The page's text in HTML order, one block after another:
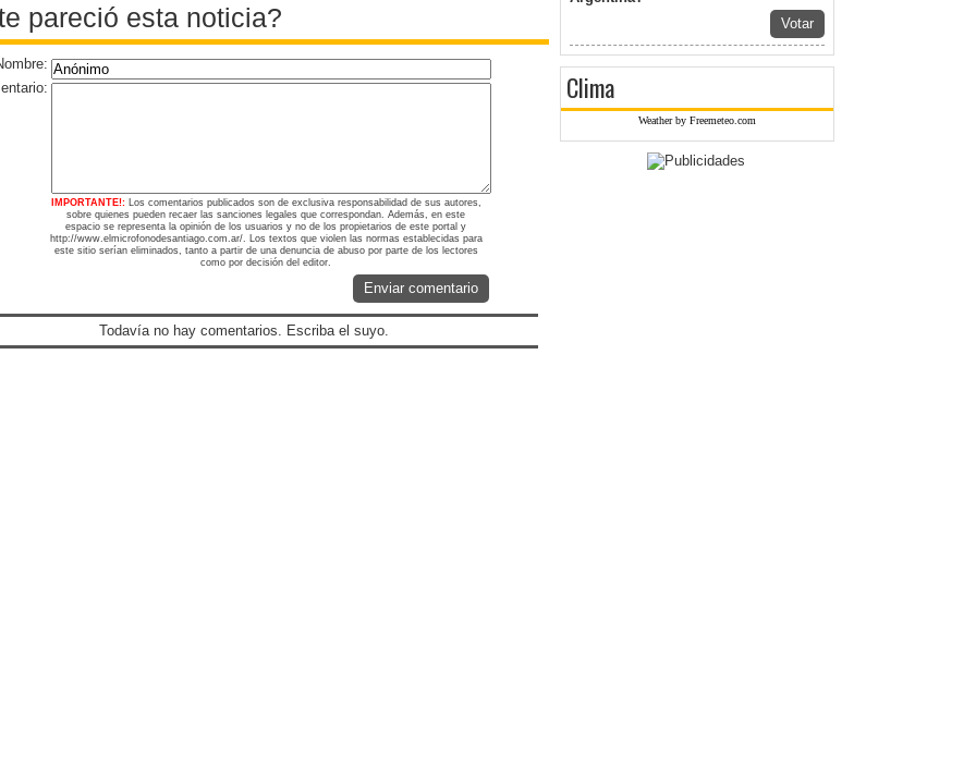
pareció esta noticia?
IMPORTANTE!: Los comentarios publicados son de exclusiva responsabilidad de sus autores,
sobre quienes pueden recaer las sanciones legales que correspondan. Además, en este
espacio se representa la opinión de los usuarios y no de los propietarios de este portal y
http://www.elmicrofonodesantiago.com.ar/. Los textos que violen las normas establecidas para
este sitio serían eliminados, tanto a partir de una denuncia de abuso por parte de los lectores
como por decisión del editor.
Enviar comentario
Todavía no hay comentarios. Escriba el suyo.
Votar
Clima
Weather by Freemeteo.com